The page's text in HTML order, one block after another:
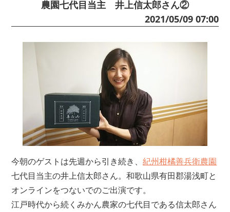
農園七代目当主 井上信太郎さん②
2021/05/09 07:00
今朝のゲストは先週から引き続き、紀州柑橘善兵衛農園
七代目当主の井上信太郎さん。和歌山県有田郡湯浅町と
オンラインをつないでのご出演です。
江戸時代から続くみかん農家の七代目である信太郎さん